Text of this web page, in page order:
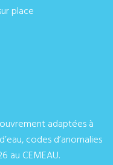
place
adaptées à
codes d’anomalies
au CEMEAU.